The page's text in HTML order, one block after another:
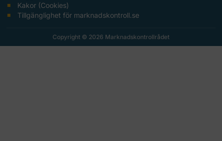
Kakor (Cookies)
Tillgänglighet för marknadskontroll.se
Copyright © 2026 Marknadskontrollrådet